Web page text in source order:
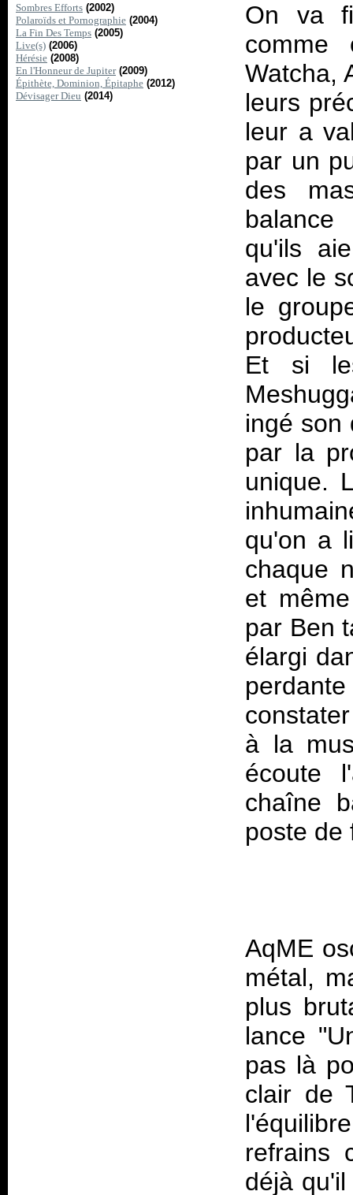
Sombres Efforts (2002)
Polaroïds et Pornographie (2004)
La Fin Des Temps (2005)
Live(s) (2006)
Hérésie (2008)
En l'Honneur de Jupiter (2009)
Épithète, Dominion, Épitaphe (2012)
Dévisager Dieu (2014)
On va
Watcha,
leurs
leur a
par un
des
qu'ils
avec le
le
Et si
ingé son
par la
unique.
qu'on a
chaque
et
par Ben
élargi
à la
écoute
chaîne
AqME
métal,
plus
lance
pas là
clair de
refrains
déjà